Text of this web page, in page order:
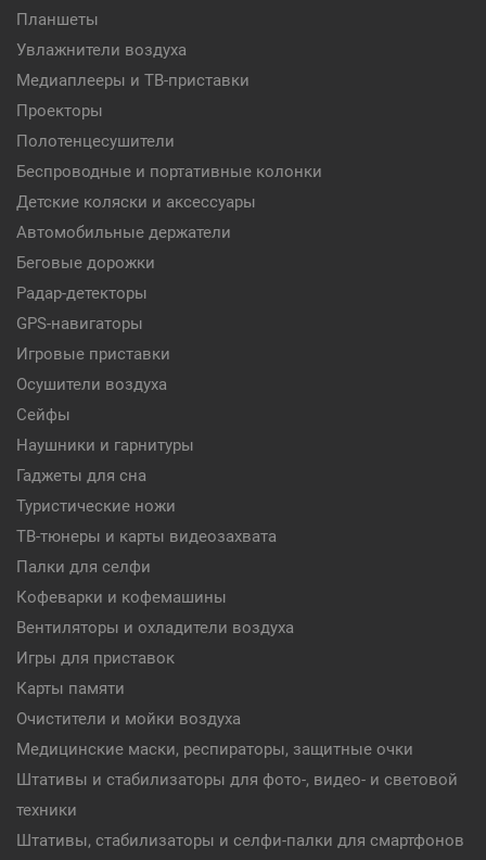
Планшеты
Увлажнители воздуха
Медиаплееры и ТВ-приставки
Проекторы
Полотенцесушители
Беспроводные и портативные колонки
Детские коляски и аксессуары
Автомобильные держатели
Беговые дорожки
Радар-детекторы
GPS-навигаторы
Игровые приставки
Осушители воздуха
Сейфы
Наушники и гарнитуры
Гаджеты для сна
Туристические ножи
ТВ-тюнеры и карты видеозахвата
Палки для селфи
Кофеварки и кофемашины
Вентиляторы и охладители воздуха
Игры для приставок
Карты памяти
Очистители и мойки воздуха
Медицинские маски, респираторы, защитные очки
Штативы и стабилизаторы для фото-, видео- и световой
техники
Штативы, стабилизаторы и селфи-палки для смартфонов